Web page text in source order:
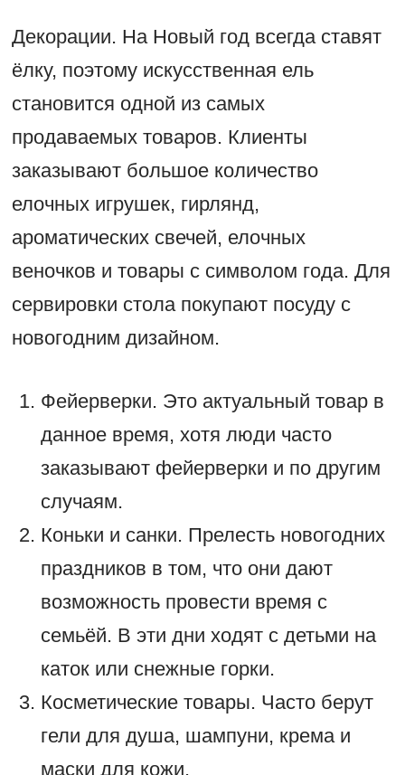
Декорации. На Новый год всегда ставят
ёлку, поэтому искусственная ель
становится одной из самых
продаваемых товаров. Клиенты
заказывают большое количество
елочных игрушек, гирлянд,
ароматических свечей, елочных
веночков и товары с символом года. Для
сервировки стола покупают посуду с
новогодним дизайном.
Фейерверки. Это актуальный товар в
данное время, хотя люди часто
заказывают фейерверки и по другим
случаям.
Коньки и санки. Прелесть новогодних
праздников в том, что они дают
возможность провести время с
семьёй. В эти дни ходят с детьми на
каток или снежные горки.
Косметические товары. Часто берут
гели для душа, шампуни, крема и
маски для кожи.